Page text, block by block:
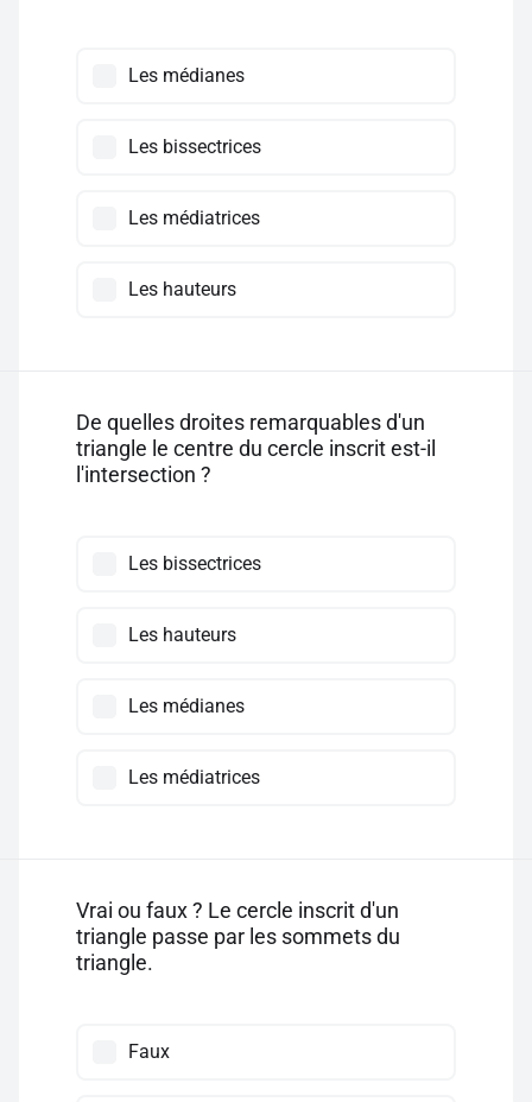
Les médianes
Les bissectrices
Les médiatrices
Les hauteurs
De quelles droites remarquables d'un
triangle le centre du cercle inscrit est-il
l'intersection ?
Les bissectrices
Les hauteurs
Les médianes
Les médiatrices
Vrai ou faux ? Le cercle inscrit d'un
triangle passe par les sommets du
triangle.
Faux